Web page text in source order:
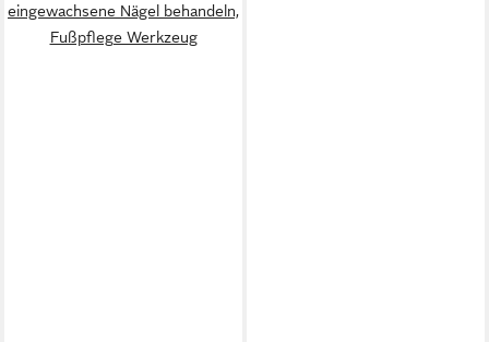
eingewachsene Nägel behandeln,
Fußpflege Werkzeug